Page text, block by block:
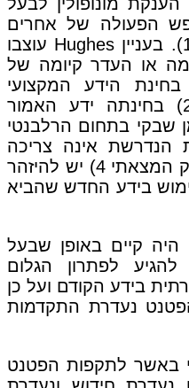
הפעולה של אחרים
Hughes עוצבו
או העדר קיומה של
אמצאתית. 1) בחינת הידע המקצועי
הכולל בתחום הרלבנטי 2) בחינתה ידע האמור
שבקי בתחום הרלבנטי
הנדרשת אינה צריכה
להיות גדולה, ודי שתהייה זיק המצאתי 4) יש להיזהר
בידע החדש שהביא
היה קיים באופן שבעל
לפתרון הגלום
בידע הקודם ועל כן
נעדרת התקדמות
באשר לתקפות הפטנט